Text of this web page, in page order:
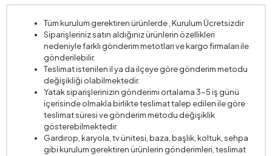
Kırlent 1 Ölçüsü 45x45 cm
Kırlent Adedi
Kol Genişliği (mm) 300 mm
Kol Yüksekliği (mm) 540 mm
Kurulum Gerekliliği
Mekanizma Bilgisi Sırt Kaydırma
Oturma Derinliği (mm) 650 mm
Tüm kurulum gerektiren ürünlerde , Kurulum Ücretsizdir
Siparişleriniz satın aldığınız ürünlerin özellikleri
nedeniyle farklı gönderim metotları ve kargo firmaları ile
gönderilebilir.
Teslimat istenilen il ya da ilçeye göre gönderim metodu
değişikliği olabilmektedir.
Yatak siparişlerinizin gönderimi ortalama 3-5 iş günü
içerisinde olmakla birlikte teslimat talep edilen ile göre
teslimat süresi ve gönderim metodu değişiklik
gösterebilmektedir.
Gardırop, karyola, tv ünitesi, baza, başlık, koltuk, sehpa
gibi kurulum gerektiren ürünlerin gönderimleri, teslimat